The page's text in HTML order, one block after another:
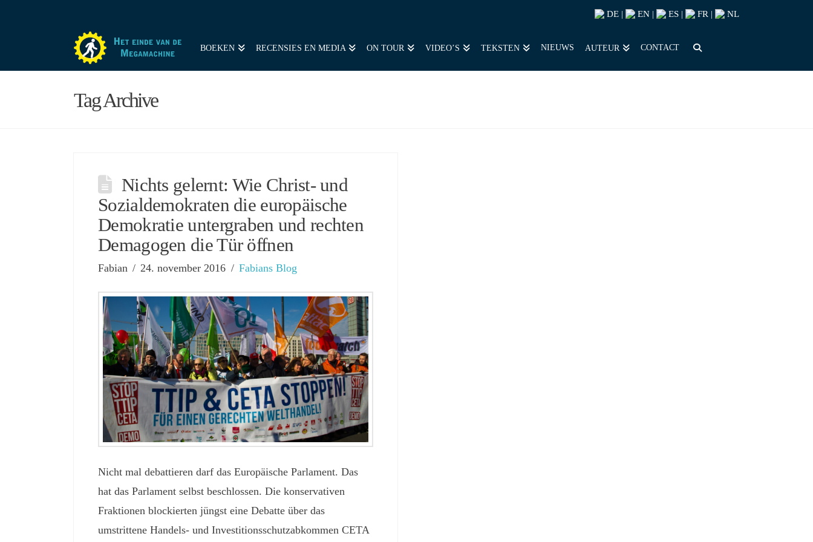
DE EN ES FR NL
BOEKEN RECENSIES EN MEDIA ON TOUR VIDEO’S TEKSTEN NIEUWS AUTEUR CONTACT
Tag Archive
Nichts gelernt: Wie Christ- und
Sozialdemokraten die europäische
Demokratie untergraben und rechten
Demagogen die Tür öffnen
Fabian 24. november 2016 Fabians Blog
Nicht mal debattieren darf das Europäische Parlament. Das
hat das Parlament selbst beschlossen. Die konservativen
Fraktionen blockierten jüngst eine Debatte über das
umstrittene Handels- und Investitionsschutzabkommen CETA